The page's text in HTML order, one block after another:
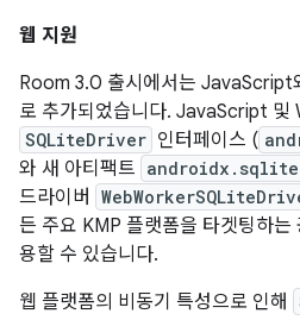
웹 지원
Room 3.0 출시에서는 JavaScript
로 추가되었습니다. JavaScript 및
SQLiteDriver 인터페이스 (
와 새 아티팩트
드라이버
든 주요 KMP 플랫폼을 타겟팅하
용할 수 있습니다.
웹 플랫폼의 비동기 특성으로 인해